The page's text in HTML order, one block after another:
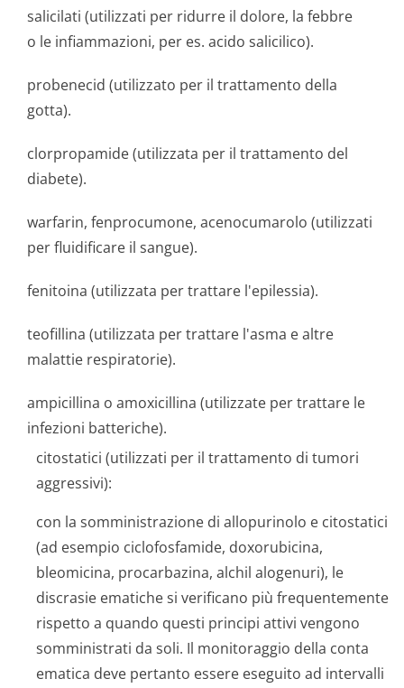
salicilati (utilizzati per ridurre il dolore, la febbre
o le infiammazioni, per es. acido salicilico).
probenecid (utilizzato per il trattamento della
gotta).
clorpropamide (utilizzata per il trattamento del
diabete).
warfarin, fenprocumone, acenocumarolo (utilizzati
per fluidificare il sangue).
fenitoina (utilizzata per trattare l'epilessia).
teofillina (utilizzata per trattare l'asma e altre
malattie respiratorie).
ampicillina o amoxicillina (utilizzate per trattare le
infezioni batteriche).
citostatici (utilizzati per il trattamento di tumori
aggressivi):
con la somministrazione di allopurinolo e citostatici
(ad esempio ciclofosfamide, doxorubicina,
bleomicina, procarbazina, alchil alogenuri), le
discrasie ematiche si verificano più frequentemente
rispetto a quando questi principi attivi vengono
somministrati da soli. Il monitoraggio della conta
ematica deve pertanto essere eseguito ad intervalli